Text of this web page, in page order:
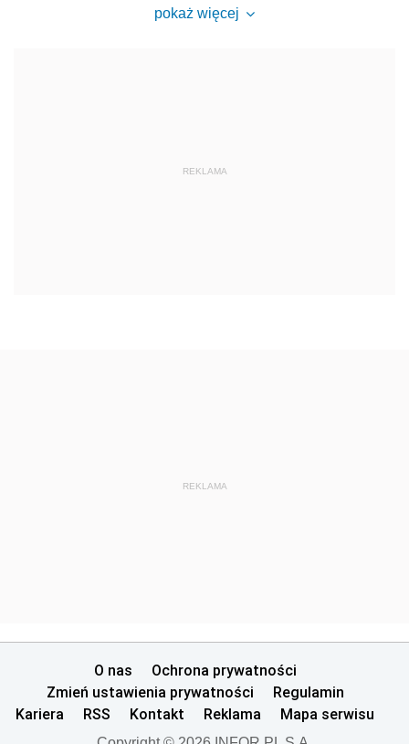
pokaż więcej
REKLAMA
REKLAMA
O nas
Ochrona prywatności
Zmień ustawienia prywatności
Regulamin
Kariera
RSS Kontakt Reklama Mapa serwisu